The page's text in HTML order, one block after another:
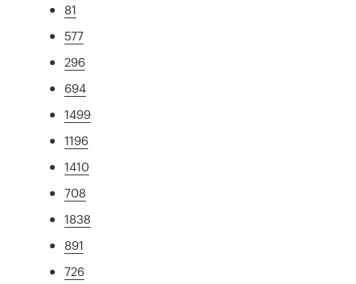
81
577
296
694
1499
1196
1410
708
1838
891
726